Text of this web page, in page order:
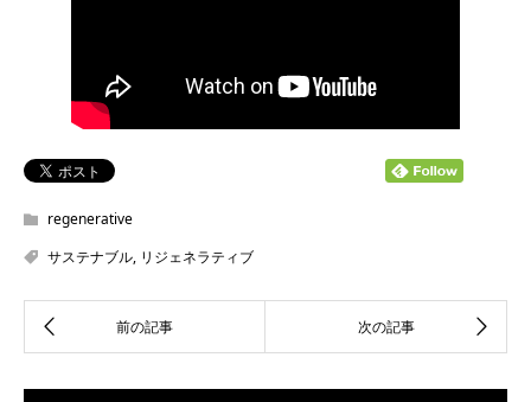
regenerative
サステナブル, リジェネラティブ